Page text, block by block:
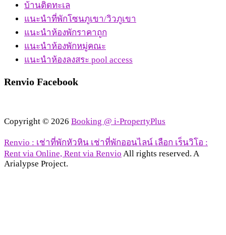
บ้านติดทะเล
แนะนำที่พักโซนภูเขา/วิวภูเขา
แนะนำห้องพักราคาถูก
แนะนำห้องพักหมู่คณะ
แนะนำห้องลงสระ pool access
Renvio Facebook
Copyright © 2026 Booking @ i-PropertyPlus
Renvio : เช่าที่พักหัวหิน เช่าที่พักออนไลน์ เลือก เร็นวิโอ :
Rent via Online, Rent via Renvio All rights reserved. A
Arialypse Project.